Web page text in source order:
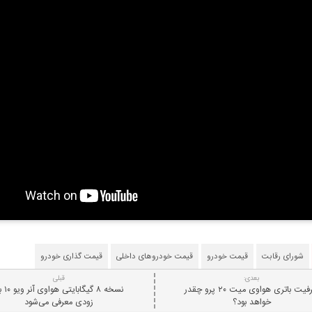
شورای رقابت قیمت خودرو قیمت خودروهای داخلی قیمت گذاری خودرو
قبلی
نسخه ۸
زودی معرفی می‌شود
بعدی:
ظرفیت باتری هواوی میت ۲۰ پرو چقدر
خواهد بود؟